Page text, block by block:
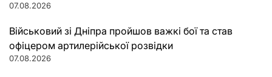
07.08.2026
Військовий зі Дніпра пройшов важкі бої та став
офіцером артилерійської розвідки
07.08.2026